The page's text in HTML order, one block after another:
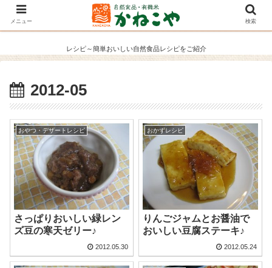
レシピ～簡単おいしい自然食品レシピをご紹介
2012-05
おやつ・デザートレシピ
さっぱりおいしい緑レン
ズ豆の寒天ゼリー♪
2012.05.30
おかずレシピ
りんごジャムとお醤油で
おいしい豆腐ステーキ♪
2012.05.24
メニュー 検索